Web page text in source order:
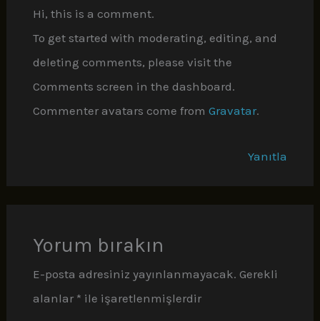
Hi, this is a comment.
To get started with moderating, editing, and
deleting comments, please visit the
Comments screen in the dashboard.
Commenter avatars come from Gravatar.
Yanıtla
Yorum bırakın
E-posta adresiniz yayınlanmayacak. Gerekli
alanlar * ile işaretlenmişlerdir